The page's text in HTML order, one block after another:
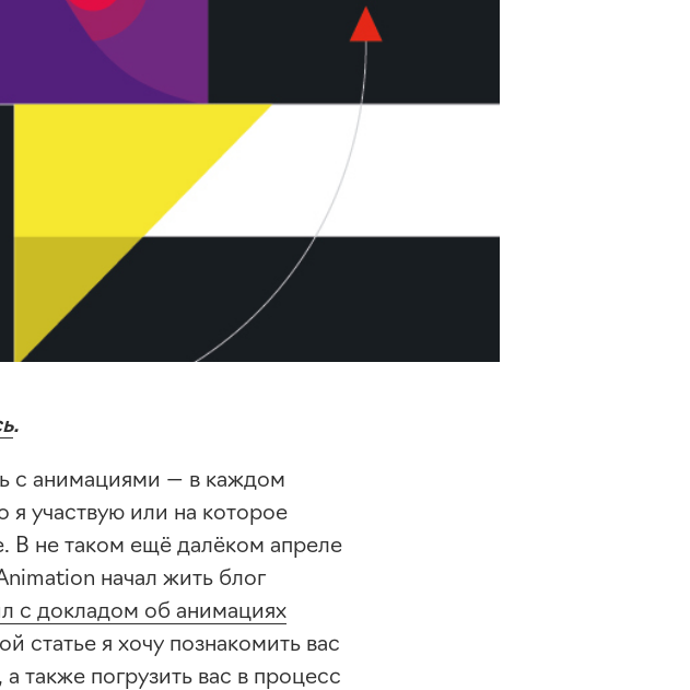
.
с анимациями — в каждом
я участвую или на которое
В не таком ещё далёком апреле
начал жить блог
с докладом об анимациях
статье я хочу познакомить вас
также погрузить вас в процесс